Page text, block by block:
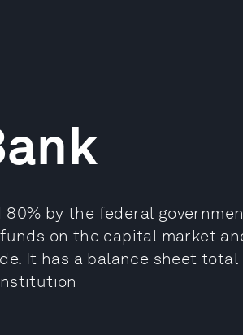
by the federal
on the capital market
It has a balance sheet total